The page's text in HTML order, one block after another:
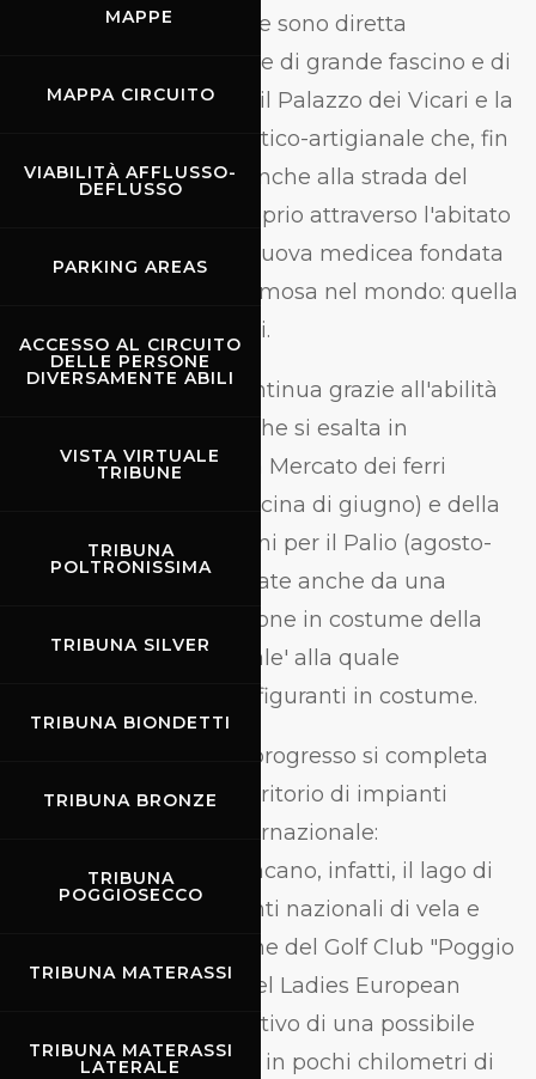
MAPPE
MAPPA CIRCUITO
VIABILITÀ AFFLUSSO-
DEFLUSSO
PARKING AREAS
ACCESSO AL CIRCUITO
DELLE PERSONE
DIVERSAMENTE ABILI
VISTA VIRTUALE
TRIBUNE
TRIBUNA
POLTRONISSIMA
TRIBUNA SILVER
TRIBUNA BIONDETTI
TRIBUNA BRONZE
TRIBUNA
POGGIOSECCO
TRIBUNA MATERASSI
TRIBUNA MATERASSI
LATERALE
interno tutto questo: ne sono diretta
testimonianza strutture di grande fascino e di
grande impatto come il Palazzo dei Vicari e la
grande tradizione artistico-artigianale che, fin
dal XV secolo, grazie anche alla strada del
Giogo che passava proprio attraverso l'abitato
di allora, rese la terra nuova medicea fondata
il "die octo" del 1306 famosa nel mondo: quella
della lame e dei coltelli.
Una tradizione che continua grazie all'abilità
dei coltellinai locali e che si esalta in
occasione della Mostra Mercato dei ferri
taglienti (prima quindicina di giugno) e della
manifestazioni fra i rioni per il Palio (agosto-
settembre) caratterizzate anche da una
straordinaria rievocazione in costume della
'Giornata rinascimentale' alla quale
partecipano oltre 500 figuranti in costume.
Il rapporto tradizione-progresso si completa
con la presenza sul territorio di impianti
sportivi di valenza internazionale:
all'Autodromo, si affiancano, infatti, il lago di
Bilancino, sede di eventi nazionali di vela e
canottaggio, le 18 buche del Golf Club "Poggio
dei Medici" già sede del Ladies European
Tour, elemento costitutivo di una possibile
"sport valley" visto che in pochi chilometri di